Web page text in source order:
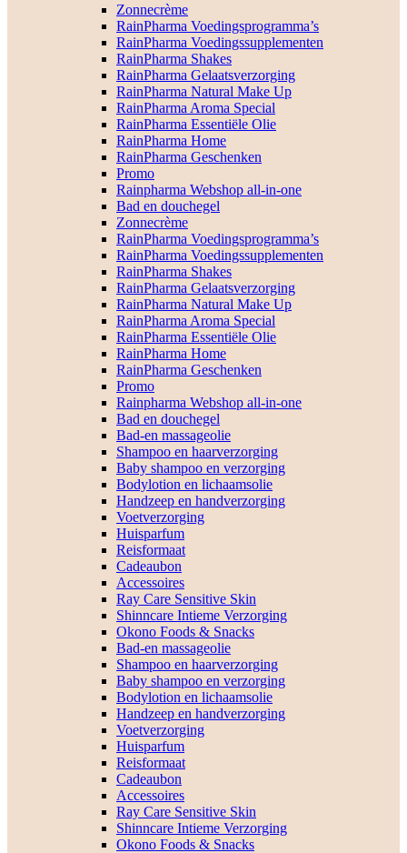
Zonnecrème
RainPharma Voedingsprogramma’s
RainPharma Voedingssupplementen
RainPharma Shakes
RainPharma Gelaatsverzorging
RainPharma Natural Make Up
RainPharma Aroma Special
RainPharma Essentiële Olie
RainPharma Home
RainPharma Geschenken
Promo
Rainpharma Webshop all-in-one
Bad en douchegel
Zonnecrème
RainPharma Voedingsprogramma’s
RainPharma Voedingssupplementen
RainPharma Shakes
RainPharma Gelaatsverzorging
RainPharma Natural Make Up
RainPharma Aroma Special
RainPharma Essentiële Olie
RainPharma Home
RainPharma Geschenken
Promo
Rainpharma Webshop all-in-one
Bad en douchegel
Bad-en massageolie
Shampoo en haarverzorging
Baby shampoo en verzorging
Bodylotion en lichaamsolie
Handzeep en handverzorging
Voetverzorging
Huisparfum
Reisformaat
Cadeaubon
Accessoires
Ray Care Sensitive Skin
Shinncare Intieme Verzorging
Okono Foods & Snacks
Bad-en massageolie
Shampoo en haarverzorging
Baby shampoo en verzorging
Bodylotion en lichaamsolie
Handzeep en handverzorging
Voetverzorging
Huisparfum
Reisformaat
Cadeaubon
Accessoires
Ray Care Sensitive Skin
Shinncare Intieme Verzorging
Okono Foods & Snacks